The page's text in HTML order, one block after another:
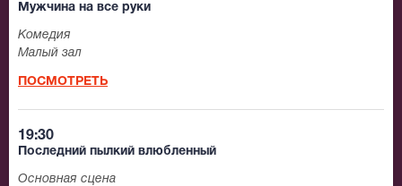
Мужчина на все руки
Комедия
Малый зал
ПОСМОТРЕТЬ
19:30
Последний пылкий влюбленный
Основная сцена